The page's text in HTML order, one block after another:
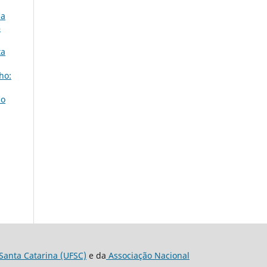
Catarina (UFSC) e da Associação Nacional